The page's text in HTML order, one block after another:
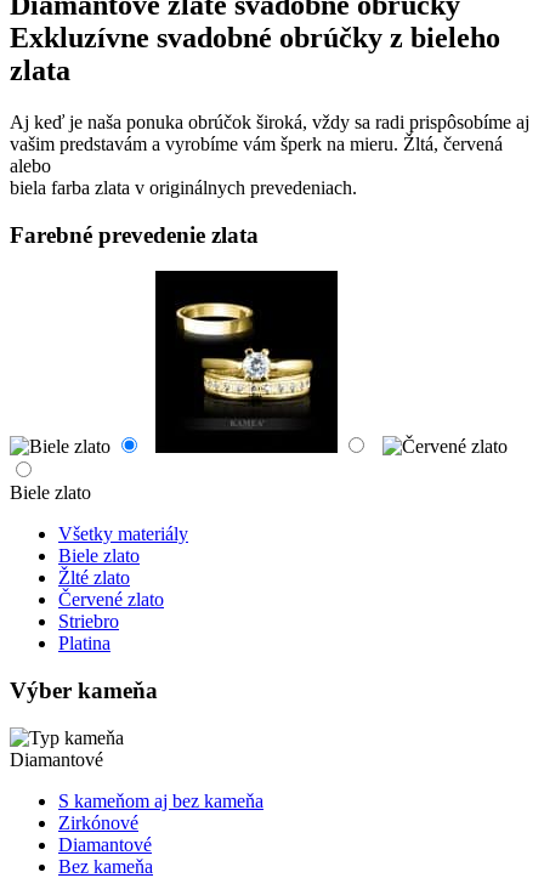
Exkluzívne svadobné obrúčky z bieleho
zlata
Aj keď je naša ponuka obrúčok široká, vždy sa radi prispôsobíme aj
vašim predstavám a vyrobíme vám šperk na mieru. Žltá, červená
alebo
biela farba zlata v originálnych prevedeniach.
Farebné prevedenie zlata
Biele zlato
Všetky materiály
Biele zlato
Žlté zlato
Červené zlato
Striebro
Platina
Výber kameňa
Diamantové
S kameňom aj bez kameňa
Zirkónové
Diamantové
Bez kameňa